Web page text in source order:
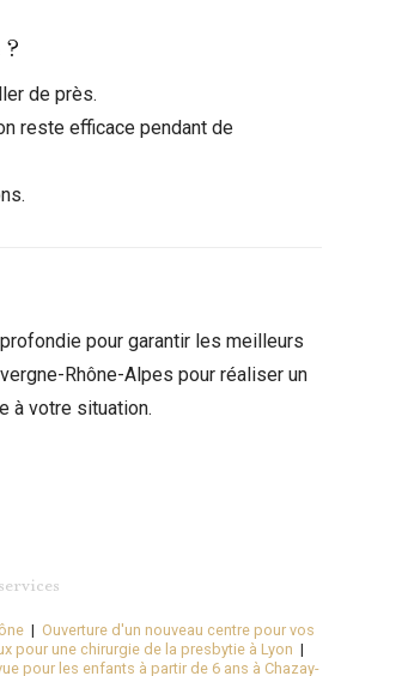
?
de près.
reste efficace pendant de
pour garantir les meilleurs
Rhône-Alpes pour réaliser un
à votre situation.
| Ouverture d'un nouveau centre pour vos
pour une chirurgie de la presbytie à Lyon |
pour les enfants à partir de 6 ans à Chazay-